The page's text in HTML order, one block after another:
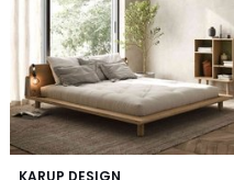
KARUP DESIGN
5